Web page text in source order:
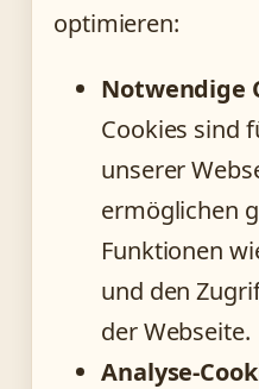
optimieren:
Notwendige
Cookies sind
unserer
ermöglichen
Funktionen
und den
der Webseite.
Analyse-